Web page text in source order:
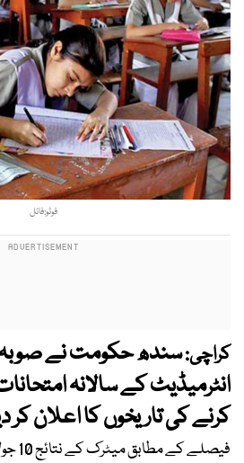
فوٹو:فائل
کراچی:سندھ حکومت نے صوبہ
انٹرمیڈیٹ کے سالانہ
کرنے کی تاریخوں کا اعلان کر